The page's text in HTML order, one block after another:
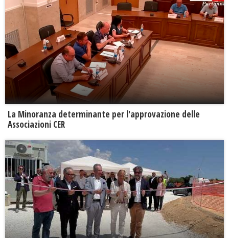
La Minoranza determinante per l'approvazione delle
Associazioni CER